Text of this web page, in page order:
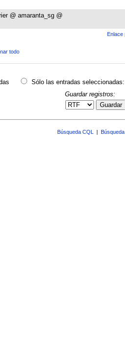
@ amaranta_sg @
Enlace
todo
Sólo las entradas seleccionadas:
Guardar registros:
Guardar
Búsqueda CQL